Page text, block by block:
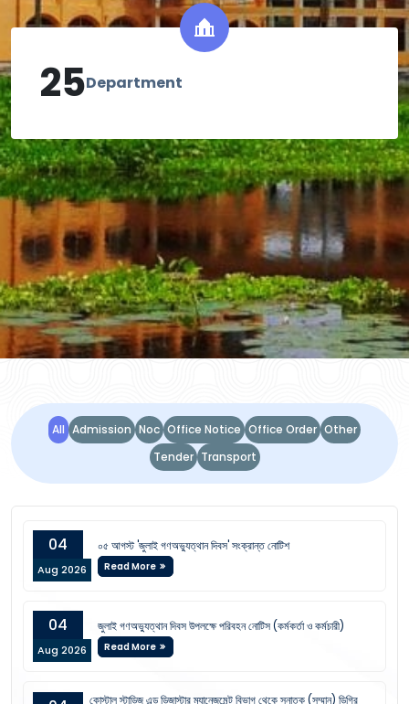
25Department
NOTICE BOARD
All Admission Noc Office Notice Office Order Other
Tender Transport
04
Aug 2026
০৫ আগস্ট 'জুলাই গণঅভ্যুত্থান দিবস' সংক্রান্ত নোটিশ
Read More
04
Aug 2026
জুলাই গণঅভ্যুত্থান দিবস উপলক্ষে পরিবহন নোটিস (কর্মকর্তা ও কর্মচারী)
Read More
কোস্টাল স্টাডিজ এন্ড ডিজাস্টার ম্যানেজমেন্ট বিভাগ থেকে স্নাতক (সম্মান) ডিগ্রি